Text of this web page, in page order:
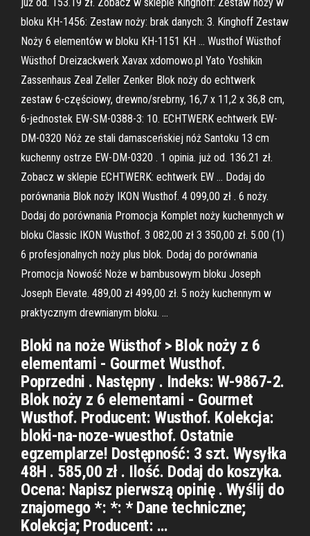
bloku KH-1456: Zestaw noży: brak danych: 3. Kinghoff Zestaw
Noży 6 elementów w bloku KH-1151 KH … Wusthof Wüsthof
Wüsthof Dreizackwerk Xavax xdomowo.pl Yato Yoshikin
Zassenhaus Zeal Zeller Zenker Blok noży do echtwerk
zestaw 6-częściowy, drewno/srebrny, 16,7 x 11,2 x 36,8 cm,
6-jednostek EW-SM-0388-3: 10. ECHTWERK echtwerk EW-
DM-0320 Nóż ze stali damasceńskiej nóż Santoku 13 cm
kuchenny ostrze EW-DM-0320 . 1 opinia. już od. 136.21 zł.
Zobacz w sklepie ECHTWERK: echtwerk EW … Dodaj do
porównania Blok noży IKON Wusthof. 4 099,00 zł . 6 noży.
Dodaj do porównania Promocja Komplet noży kuchennych w
bloku Classic IKON Wusthof. 3 082,00 zł 3 350,00 zł. 5.00 (1)
6 profesjonalnych noży plus blok. Dodaj do porównania
Promocja Nowość Noże w bambusowym bloku Joseph
Joseph Elevate. 489,00 zł 499,00 zł. 5 noży kuchennym w
praktycznym drewnianym bloku. …
Bloki na noże Wüsthof > Blok noży z 6
elementami - Gourmet Wusthof.
Poprzedni . Następny . Indeks: W-9867-2.
Blok noży z 6 elementami - Gourmet
Wusthof. Producent: Wusthof. Kolekcja:
bloki-na-noze-wuesthof. Ostatnie
egzemplarze! Dostępność: 3 szt. Wysyłka
48H . 585,00 zł . Ilość. Dodaj do koszyka.
Ocena: Napisz pierwszą opinię . Wyślij do
znajomego *: *: * Dane techniczne;
Kolekcja; Producent: …